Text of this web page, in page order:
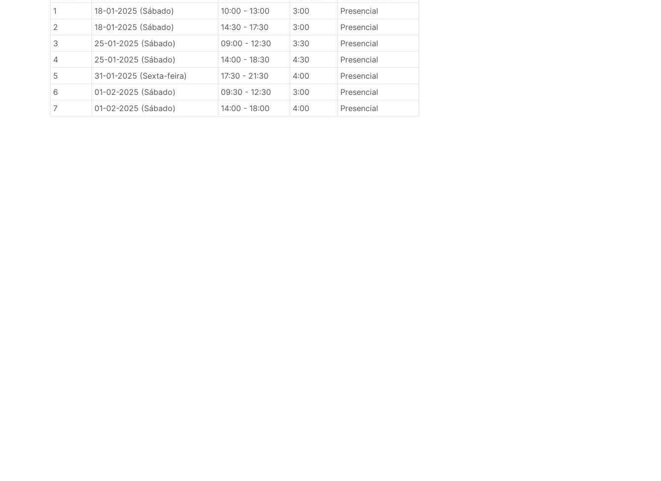
1
18-01-2025 (Sábado) 10:00 - 13:00 3:00
Presencial
2
18-01-2025 (Sábado) 14:30 - 17:30 3:00
Presencial
3
25-01-2025 (Sábado) 09:00 - 12:30 3:30
Presencial
4
25-01-2025 (Sábado) 14:00 - 18:30 4:30
Presencial
5
31-01-2025 (Sexta-feira) 17:30 - 21:30 4:00
Presencial
6
01-02-2025 (Sábado) 09:30 - 12:30 3:00
Presencial
7
01-02-2025 (Sábado) 14:00 - 18:00 4:00 Presencial